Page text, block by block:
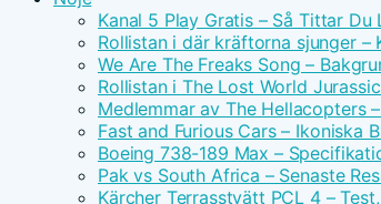
Kanal 5 Play Gratis – Så Tittar Du
Rollistan i där kräftorna sjunger –
We Are The Freaks Song –
Rollistan i The Lost World
Medlemmar av The Hellacopters
Fast and Furious Cars – Ikoniska
Boeing 738-189 Max –
Pak vs South Africa – Senaste
Kärcher Terrasstvätt PCL 4 –